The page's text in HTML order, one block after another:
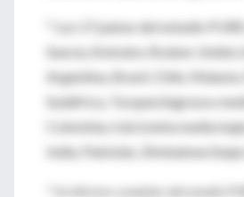
* Los 17 países del estudio
Suecia, Emiratos Árabes Unidos
Argentina, Brasil, Chile, Malasia,
Sudáfrica, Turquía (ingresos
Colombia, Irán (renta media
India, Pakistán, Zimbabwe